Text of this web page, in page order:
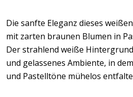
Die sanfte Eleganz dieses
mit zarten braunen Blumen in
Der strahlend weiße
und gelassenes Ambiente, in
und Pastelltöne mühelos